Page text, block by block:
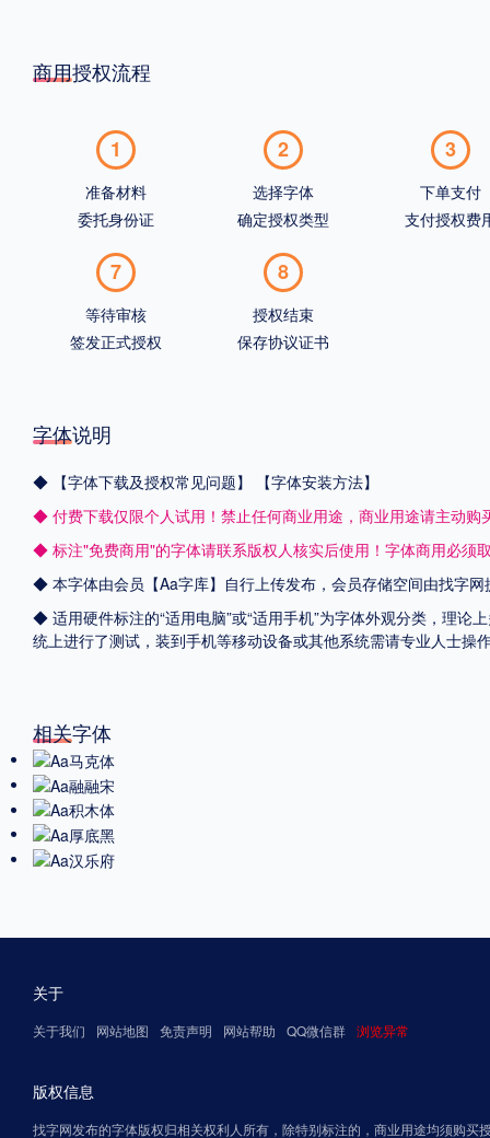
商用授权流程
1
准备材料
委托身份证
2
选择字体
确定授权类型
3
下单支付
支付授权费
7
等待审核
签发正式授权
8
授权结束
保存协议证书
字体说明
◆ 【字体下载及授权常见问题】
【字体安装方法】
◆ 付费下载仅限个人试用！禁止任何商业用途，商业用途请主动购
◆ 标注"免费商用"的字体请联系版权人核实后使用！字体商用必须
◆ 本字体由会员【Aa字库】自行上传发布，会员存储空间由找字
◆ 适用硬件标注的“适用电脑”或“适用手机”为字体外观分类，理论
统上进行了测试，装到手机等移动设备或其他系统需请专业人士
相关字体
关于
关于我们 网站地图 免责声明 网站帮助 QQ微信群 浏览异常
版权信息
找字网发布的字体版权归相关权利人所有，除特别标注的，商业用途均须购买